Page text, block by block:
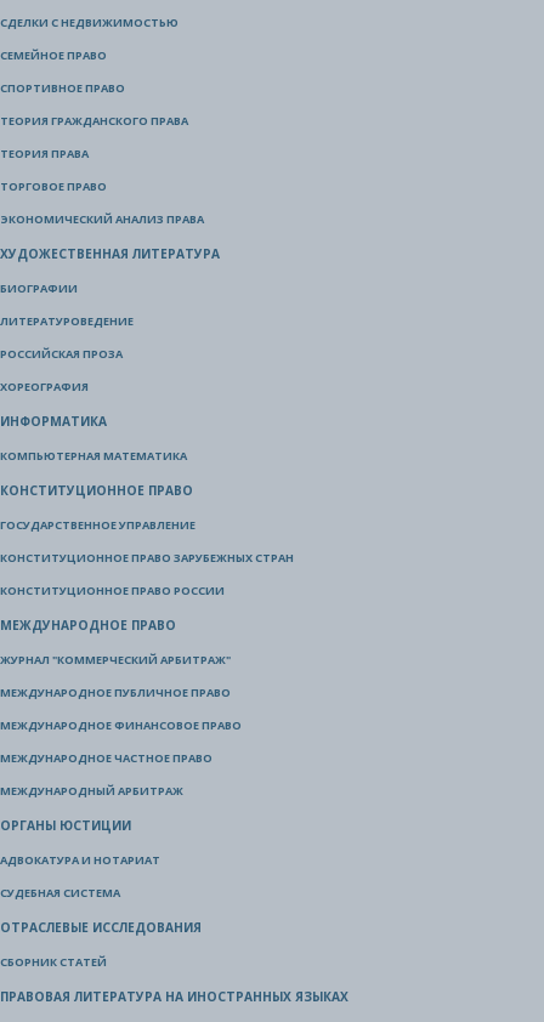
СДЕЛКИ С НЕДВИЖИМОСТЬЮ
СЕМЕЙНОЕ ПРАВО
СПОРТИВНОЕ ПРАВО
ТЕОРИЯ ГРАЖДАНСКОГО ПРАВА
ТЕОРИЯ ПРАВА
ТОРГОВОЕ ПРАВО
ЭКОНОМИЧЕСКИЙ АНАЛИЗ ПРАВА
ХУДОЖЕСТВЕННАЯ ЛИТЕРАТУРА
БИОГРАФИИ
ЛИТЕРАТУРОВЕДЕНИЕ
РОССИЙСКАЯ ПРОЗА
ХОРЕОГРАФИЯ
ИНФОРМАТИКА
КОМПЬЮТЕРНАЯ МАТЕМАТИКА
КОНСТИТУЦИОННОЕ ПРАВО
ГОСУДАРСТВЕННОЕ УПРАВЛЕНИЕ
КОНСТИТУЦИОННОЕ ПРАВО ЗАРУБЕЖНЫХ СТРАН
КОНСТИТУЦИОННОЕ ПРАВО РОССИИ
МЕЖДУНАРОДНОЕ ПРАВО
ЖУРНАЛ "КОММЕРЧЕСКИЙ АРБИТРАЖ"
МЕЖДУНАРОДНОЕ ПУБЛИЧНОЕ ПРАВО
МЕЖДУНАРОДНОЕ ФИНАНСОВОЕ ПРАВО
МЕЖДУНАРОДНОЕ ЧАСТНОЕ ПРАВО
МЕЖДУНАРОДНЫЙ АРБИТРАЖ
ОРГАНЫ ЮСТИЦИИ
АДВОКАТУРА И НОТАРИАТ
СУДЕБНАЯ СИСТЕМА
ОТРАСЛЕВЫЕ ИССЛЕДОВАНИЯ
СБОРНИК СТАТЕЙ
ПРАВОВАЯ ЛИТЕРАТУРА НА ИНОСТРАННЫХ ЯЗЫКАХ